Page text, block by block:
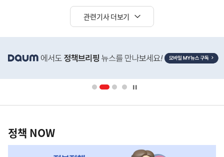
관련기사 더보기
단
영
책
NOW,
정책 NOW